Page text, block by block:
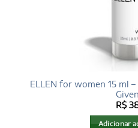
ELLEN for women 15 ml
R$
Adicionar